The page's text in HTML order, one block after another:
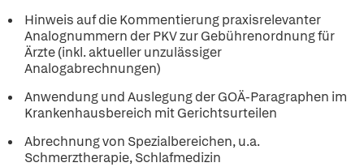
Hinweis auf die Kommentierung praxisrelevanter
Analognummern der PKV zur Gebührenordnung für
Ärzte (inkl. aktueller unzulässiger
Analogabrechnungen)
Anwendung und Auslegung der GOÄ-Paragraphen im
Krankenhausbereich mit Gerichtsurteilen
Abrechnung von Spezialbereichen, u.a.
Schmerztherapie, Schlafmedizin